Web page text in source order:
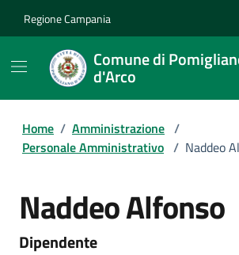
Regione Campania
Comune di
d'Arco
Home / Amministrazione /
Personale Amministrativo / Naddeo
Naddeo Alfonso
Dipendente